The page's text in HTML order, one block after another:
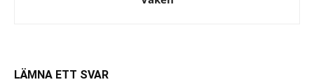
LÄMNA ETT SVAR